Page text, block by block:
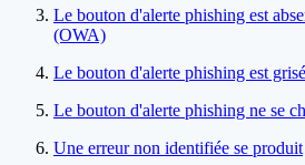
Le bouton d'alerte phishing est
(OWA)
Le bouton d'alerte phishing est grisé
Le bouton d'alerte phishing ne se
Une erreur non identifiée se produit